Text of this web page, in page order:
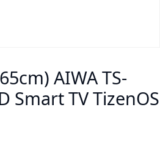
AIWA TS-
Smart TV TizenOS